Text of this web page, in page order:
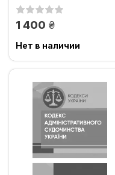
коментар
1 400 грн.
Нет в наличии